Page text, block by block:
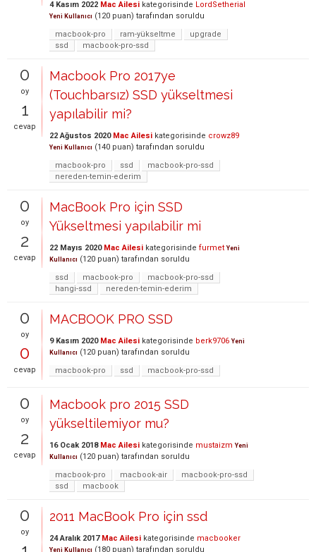
4 Kasım 2022 Mac Ailesi kategorisinde LordSetherial
Yeni Kullanıcı (120 puan) tarafından soruldu
macbook-pro
ram-yükseltme
upgrade
ssd
macbook-pro-ssd
0
oy
1
cevap
Macbook Pro 2017ye
(Touchbarsız) SSD yükseltmesi
yapılabilir mi?
22 Ağustos 2020 Mac Ailesi kategorisinde crowz89
Yeni Kullanıcı (140 puan) tarafından soruldu
macbook-pro
ssd
macbook-pro-ssd
nereden-temin-ederim
0
oy
2
cevap
MacBook Pro için SSD
Yükseltmesi yapılabilir mi
22 Mayıs 2020 Mac Ailesi kategorisinde furmet Yeni
Kullanıcı (120 puan) tarafından soruldu
ssd
macbook-pro
macbook-pro-ssd
hangi-ssd
nereden-temin-ederim
0
oy
0
cevap
MACBOOK PRO SSD
9 Kasım 2020 Mac Ailesi kategorisinde berk9706 Yeni
Kullanıcı (120 puan) tarafından soruldu
macbook-pro
ssd macbook-pro-ssd
0
oy
2
cevap
Macbook pro 2015 SSD
yükseltilemiyor mu?
16 Ocak 2018 Mac Ailesi kategorisinde mustaizm Yeni
Kullanıcı (120 puan) tarafından soruldu
macbook-pro
macbook-air
macbook-pro-ssd
ssd
macbook
0
oy
2011 MacBook Pro için ssd
24 Aralık 2017 Mac Ailesi kategorisinde macbooker
Yeni Kullanıcı (180 puan) tarafından soruldu